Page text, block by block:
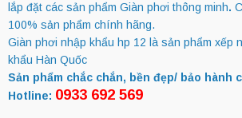
lắp đặt các sản phẩm Giàn phơi thông minh.
100% sản phẩm chính hãng.
Giàn phơi nhập khẩu hp 12 là sản phẩm xếp
khẩu Hàn Quốc
Sản phẩm chắc chắn, bền đẹp/ bảo hành
Hotline: 0933 692 569